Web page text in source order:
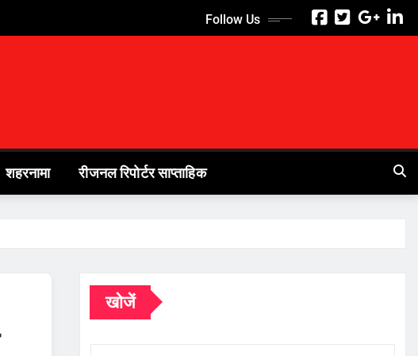
Follow Us
शहरनामा रीजनल रिपोर्टर साप्ताहिक
खोजें